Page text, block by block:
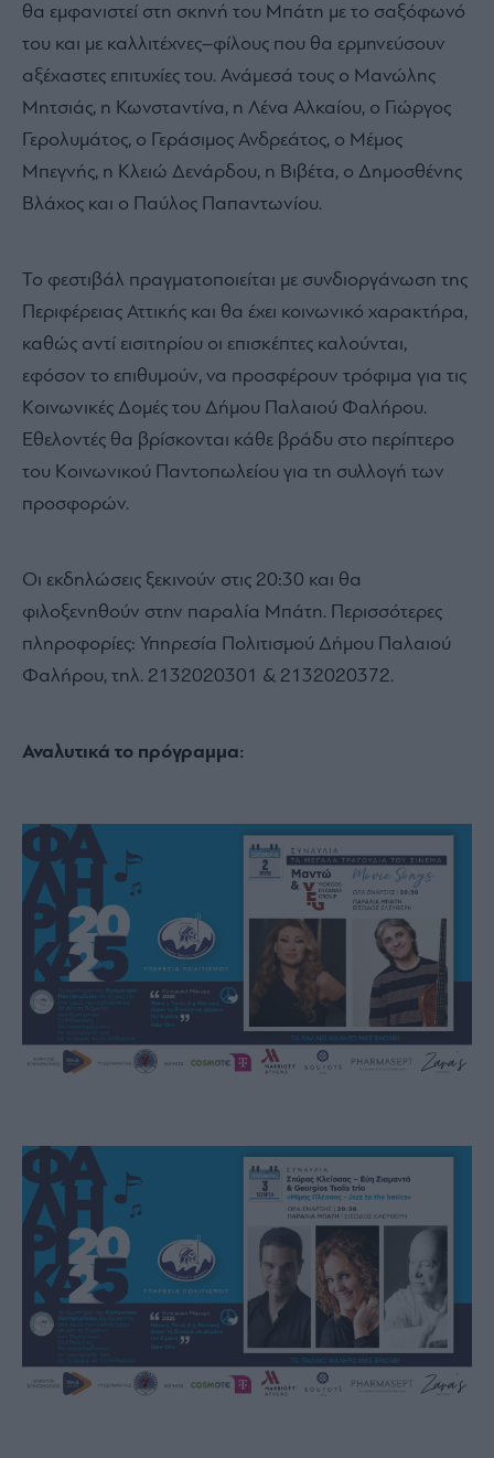
θα εμφανιστεί στη σκηνή του Μπάτη με το σαξόφωνό
του και με καλλιτέχνες–φίλους που θα ερμηνεύσουν
αξέχαστες επιτυχίες του. Ανάμεσά τους ο Μανώλης
Μητσιάς, η Κωνσταντίνα, η Λένα Αλκαίου, ο Γιώργος
Γερολυμάτος, ο Γεράσιμος Ανδρεάτος, ο Μέμος
Μπεγνής, η Κλειώ Δενάρδου, η Βιβέτα, ο Δημοσθένης
Βλάχος και ο Παύλος Παπαντωνίου.
Το φεστιβάλ πραγματοποιείται με συνδιοργάνωση της
Περιφέρειας Αττικής και θα έχει κοινωνικό χαρακτήρα,
καθώς αντί εισιτηρίου οι επισκέπτες καλούνται,
εφόσον το επιθυμούν, να προσφέρουν τρόφιμα για τις
Κοινωνικές Δομές του Δήμου Παλαιού Φαλήρου.
Εθελοντές θα βρίσκονται κάθε βράδυ στο περίπτερο
του Κοινωνικού Παντοπωλείου για τη συλλογή των
προσφορών.
Οι εκδηλώσεις ξεκινούν στις 20:30 και θα
φιλοξενηθούν στην παραλία Μπάτη. Περισσότερες
πληροφορίες: Υπηρεσία Πολιτισμού Δήμου Παλαιού
Φαλήρου, τηλ. 2132020301 & 2132020372.
Αναλυτικά το πρόγραμμα: